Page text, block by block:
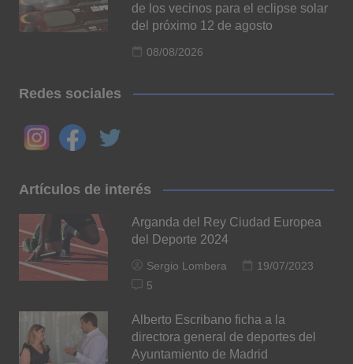
de los vecinos para el eclipse solar
del próximo 12 de agosto
08/08/2026
Redes sociales
Artículos de interés
Arganda del Rey Ciudad Europea
del Deporte 2024
Sergio Lombera
19/07/2023
5
Alberto Escribano ficha a la
directora general de deportes del
Ayuntamiento de Madrid